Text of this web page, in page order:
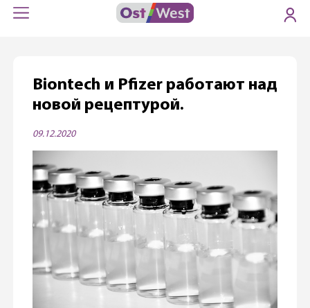
Biontech и Pfizer работают над
новой рецептурой.
09.12.2020